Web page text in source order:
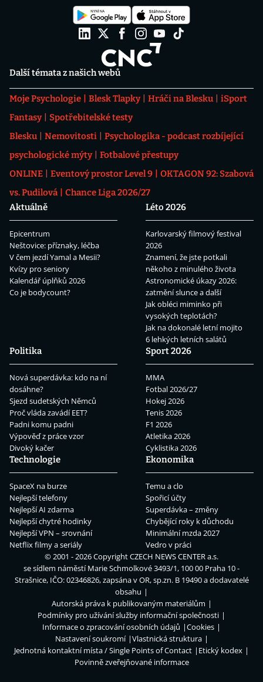
Další témata z našich webů
Moje Psychologie Blesk Tlapky Hráči na Blesku
iSport
Fantasy
Spotřebitelské testy
Blesku
Nemovitosti
Psychologika - podcast rozbíjející
psychologické mýty
Fotbalové přestupy
ONLINE
Eventový prostor Level 9
OKTAGON 92: Szabová
vs. Pudilová
Chance Liga 2026/27
Aktuálně
Epicentrum
Neštovice: příznaky, léčba
V čem jezdí Yamal a Mesii?
Kvízy pro seniory
Kalendář úplňků 2026
Co je bodycount?
Léto 2026
Karlovarský filmový festival
2026
Znamení, že jste potkali
někoho z minulého života
Astronomické úkazy 2026:
zatmění slunce a další
Jak obléci miminko při
vysokých teplotách?
Jak na dokonalé letní mojito
6 lehkých letních salátů
Politika
Nová superdávka: kdo na ní
dosáhne?
Sjezd sudetských Němců
Proč vláda zavádí EET?
Padni komu padni
Výpověď z práce vzor
Divoký kačer
Sport 2026
MMA
Fotbal 2026/27
Hokej 2026
Tenis 2026
F1 2026
Atletika 2026
Cyklistika 2026
Technologie
SpaceX na burze
Nejlepší telefony
Nejlepší AI zdarma
Nejlepší chytré hodinky
Nejlepší VPN – srovnání
Netflix filmy a seriály
Ekonomika
Temu a clo
Spořicí účty
Superdávka – změny
Chybějící roky k důchodu
Minimální mzda 2027
Vedro v práci
© 2001 - 2026 CopyrightCZECH NEWS CENTER a.s.
se sídlem náměstí Marie Schmolkové 3493/1, 100 00 Praha 10 -
Strašnice, IČO: 02346826, zapsána v OR, sp.zn. B 19490 a dodavatelé
obsahu
Autorská práva k publikovaným materiálům
Podmínky pro užívání služby informační společnosti
Informace o zpracování osobních údajů
Cookies
Nastavení soukromí
Vlastnická struktura
Jednotná kontaktní místa / Single Points of Contact
Etický kodex
Povinně zveřejňované informace